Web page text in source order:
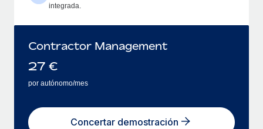
integrada.
Contractor Management
27 €
por autónomo/mes
Concertar demostración